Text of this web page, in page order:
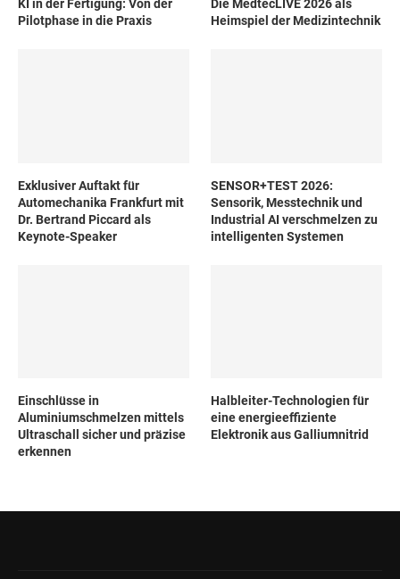
KI in der Fertigung: Von der
Pilotphase in die Praxis
Die MedtecLIVE 2026 als
Heimspiel der Medizintechnik
Exklusiver Auftakt für
Automechanika Frankfurt mit
Dr. Bertrand Piccard als
Keynote-Speaker
SENSOR+TEST 2026:
Sensorik, Messtechnik und
Industrial AI verschmelzen zu
intelligenten Systemen
Einschlüsse in
Aluminiumschmelzen mittels
Ultraschall sicher und präzise
erkennen
Halbleiter-Technologien für
eine energieeffiziente
Elektronik aus Galliumnitrid